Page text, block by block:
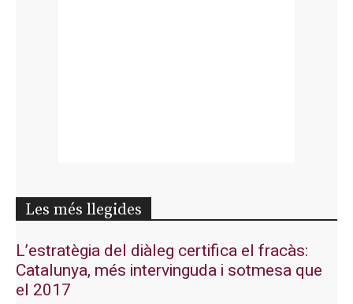
Les més llegides
L’estratègia del diàleg certifica el fracàs:
Catalunya, més intervinguda i sotmesa que
el 2017